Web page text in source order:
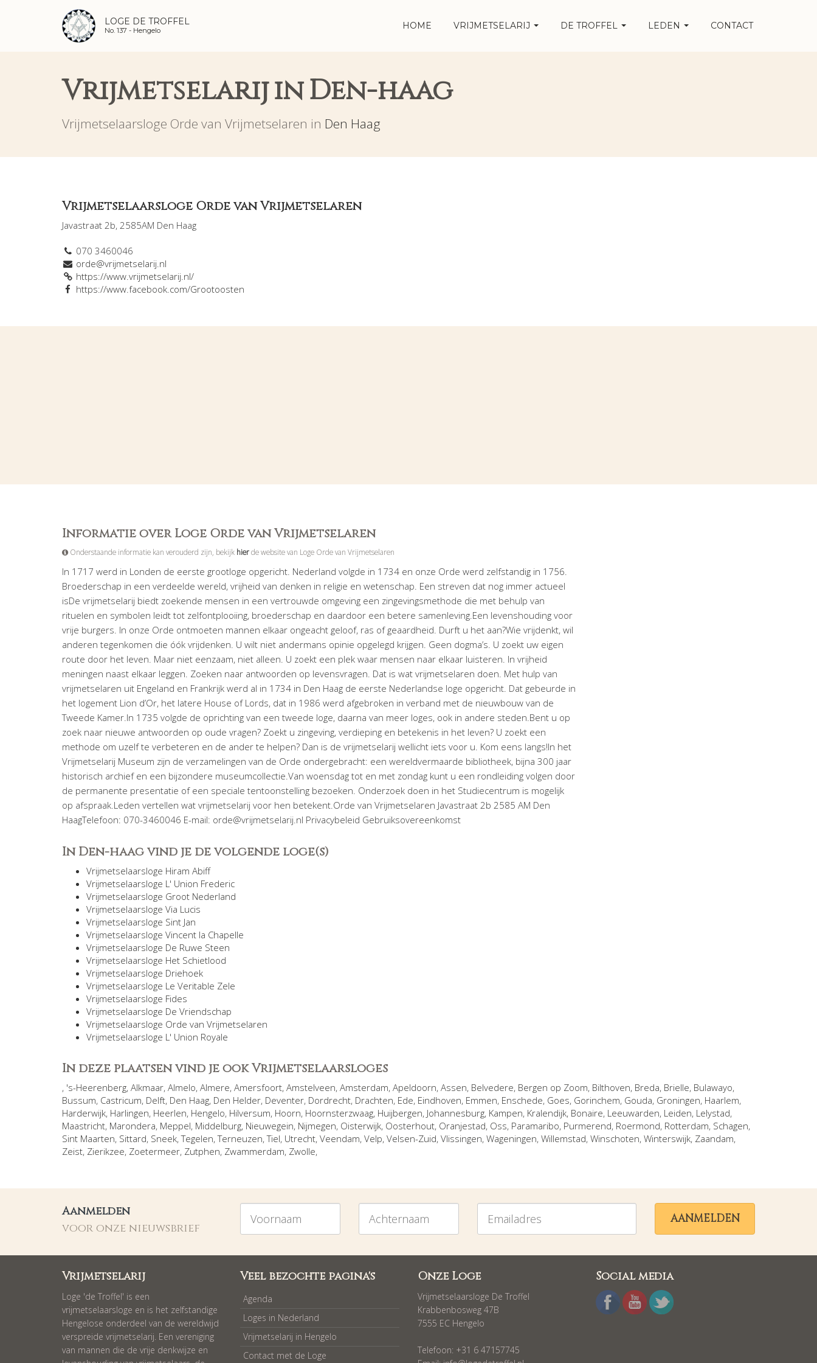
LOGE DE TROFFEL
No. 137 - Hengelo HOME VRIJMETSELARIJ DE TROFFEL LEDEN CONTACT
Vrijmetselarij in Den-haag
Vrijmetselaarsloge Orde van Vrijmetselaren in Den Haag
Vrijmetselaarsloge Orde van Vrijmetselaren
Javastraat 2b, 2585AM Den Haag
070 3460046
orde@vrijmetselarij.nl
https://www.vrijmetselarij.nl/
https://www.facebook.com/Grootoosten
Informatie over Loge Orde van Vrijmetselaren
Onderstaande informatie kan verouderd zijn, bekijk hierde website van Loge Orde van Vrijmetselaren
In 1717 werd in Londen de eerste grootloge opgericht. Nederland volgde in 1734 en onze Orde werd zelfstandig in 1756.
Broederschap in een verdeelde wereld, vrijheid van denken in religie en wetenschap. Een streven dat nog immer actueel
isDe vrijmetselarij biedt zoekende mensen in een vertrouwde omgeving een zingevingsmethode die met behulp van
rituelen en symbolen leidt tot zelfontplooiing, broederschap en daardoor een betere samenleving.Een levenshouding voor
vrije burgers. In onze Orde ontmoeten mannen elkaar ongeacht geloof, ras of geaardheid. Durft u het aan?Wie vrijdenkt, wil
anderen tegenkomen die óók vrijdenken. U wilt niet andermans opinie opgelegd krijgen. Geen dogma’s. U zoekt uw eigen
route door het leven. Maar niet eenzaam, niet alleen. U zoekt een plek waar mensen naar elkaar luisteren. In vrijheid
meningen naast elkaar leggen. Zoeken naar antwoorden op levensvragen. Dat is wat vrijmetselaren doen. Met hulp van
vrijmetselaren uit Engeland en Frankrijk werd al in 1734 in Den Haag de eerste Nederlandse loge opgericht. Dat gebeurde in
het logement Lion d’Or, het latere House of Lords, dat in 1986 werd afgebroken in verband met de nieuwbouw van de
Tweede Kamer.In 1735 volgde de oprichting van een tweede loge, daarna van meer loges, ook in andere steden.Bent u op
zoek naar nieuwe antwoorden op oude vragen? Zoekt u zingeving, verdieping en betekenis in het leven? U zoekt een
methode om uzelf te verbeteren en de ander te helpen? Dan is de vrijmetselarij wellicht iets voor u. Kom eens langs!In het
Vrijmetselarij Museum zijn de verzamelingen van de Orde ondergebracht: een wereldvermaarde bibliotheek, bijna 300 jaar
historisch archief en een bijzondere museumcollectie.Van woensdag tot en met zondag kunt u een rondleiding volgen door
de permanente presentatie of een speciale tentoonstelling bezoeken. Onderzoek doen in het Studiecentrum is mogelijk
op afspraak.Leden vertellen wat vrijmetselarij voor hen betekent.Orde van Vrijmetselaren Javastraat 2b 2585 AM Den
HaagTelefoon: 070-3460046 E-mail: orde@vrijmetselarij.nl Privacybeleid Gebruiksovereenkomst
In Den-haag vind je de volgende loge(s)
Vrijmetselaarsloge Hiram Abiff
Vrijmetselaarsloge L' Union Frederic
Vrijmetselaarsloge Groot Nederland
Vrijmetselaarsloge Via Lucis
Vrijmetselaarsloge Sint Jan
Vrijmetselaarsloge Vincent la Chapelle
Vrijmetselaarsloge De Ruwe Steen
Vrijmetselaarsloge Het Schietlood
Vrijmetselaarsloge Driehoek
Vrijmetselaarsloge Le Veritable Zele
Vrijmetselaarsloge Fides
Vrijmetselaarsloge De Vriendschap
Vrijmetselaarsloge Orde van Vrijmetselaren
Vrijmetselaarsloge L' Union Royale
In deze plaatsen vind je ook Vrijmetselaarsloges
, 's-Heerenberg, Alkmaar, Almelo, Almere, Amersfoort, Amstelveen, Amsterdam, Apeldoorn, Assen, Belvedere, Bergen op Zoom, Bilthoven, Breda, Brielle, Bulawayo,
Bussum, Castricum, Delft, Den Haag, Den Helder, Deventer, Dordrecht, Drachten, Ede, Eindhoven, Emmen, Enschede, Goes, Gorinchem, Gouda, Groningen, Haarlem,
Harderwijk, Harlingen, Heerlen, Hengelo, Hilversum, Hoorn, Hoornsterzwaag, Huijbergen, Johannesburg, Kampen, Kralendijk, Bonaire, Leeuwarden, Leiden, Lelystad,
Maastricht, Marondera, Meppel, Middelburg, Nieuwegein, Nijmegen, Oisterwijk, Oosterhout, Oranjestad, Oss, Paramaribo, Purmerend, Roermond, Rotterdam, Schagen,
Sint Maarten, Sittard, Sneek,Tegelen,Terneuzen,Tiel, Utrecht, Veendam, Velp, Velsen-Zuid, Vlissingen, Wageningen, Willemstad, Winschoten, Winterswijk, Zaandam,
Zeist, Zierikzee, Zoetermeer, Zutphen, Zwammerdam, Zwolle,
Aanmelden
voor onze nieuwsbrief
Voornaam Achternaam Emailadres
AANMELDEN
Vrijmetselarij
Loge 'de Troffel' is een
vrijmetselaarsloge en is het zelfstandige
Hengelose onderdeel van de wereldwijd
verspreide vrijmetselarij. Een vereniging
van mannen die de vrije denkwijze en
Veel bezochte pagina's
Agenda
Loges in Nederland
Vrijmetselarij in Hengelo
Contact met de Loge
Onze Loge
Vrijmetselaarsloge De Troffel
Krabbenbosweg 47B
7555 EC Hengelo
Telefoon: +31 6 47157745
Social media